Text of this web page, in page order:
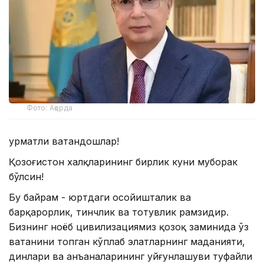
Фото: Ақорда
Ҳурматли ватандошлар!
Қозоғистон халқларининг бирлик куни муборак
бўлсин!
Бу байрам - юртдаги осойишталик ва
барқарорлик, тинчлик ва тотувлик рамзидир.
Бизнинг ноёб цивилизациямиз қозоқ заминида ўз
ватанини топган кўплаб элатларнинг маданияти,
динлари ва анъаналарининг уйғунлашуви туфайли